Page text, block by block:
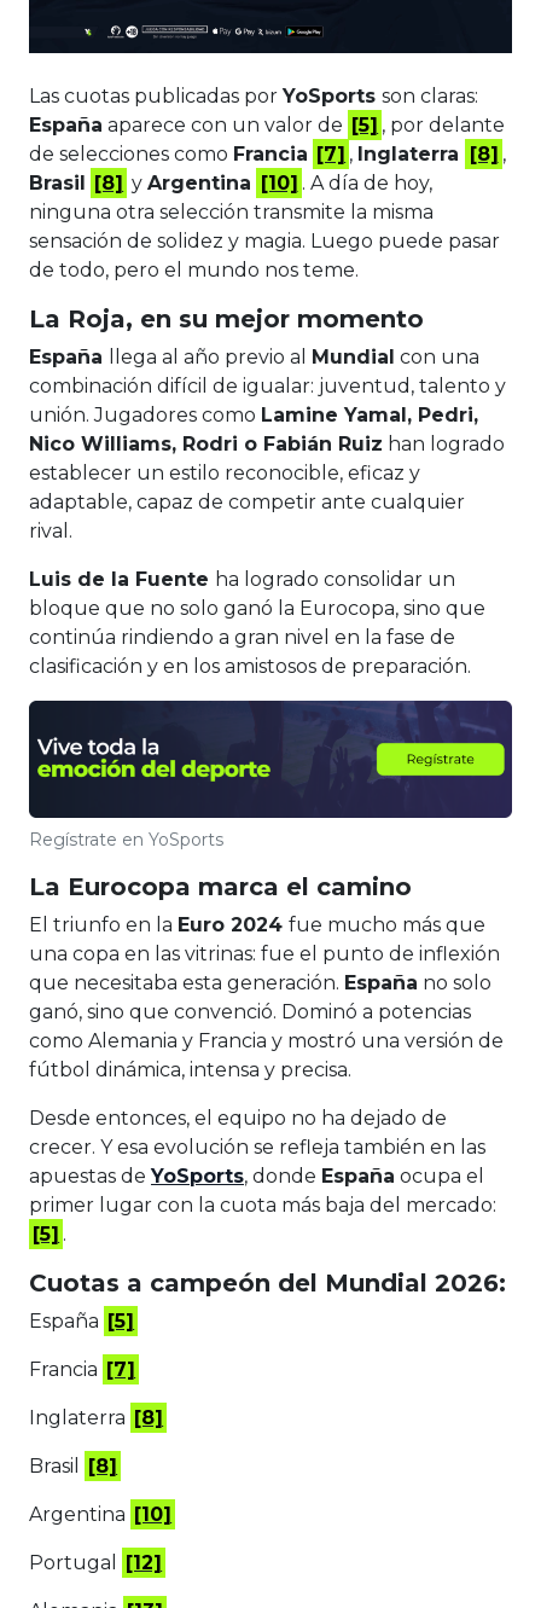
Las cuotas publicadas por YoSports son claras:
España aparece con un valor de [5] , por delante
de selecciones como Francia [7] , Inglaterra [8] ,
Brasil
[8] yArgentina [10] . A día de hoy,
ninguna otra selección transmite la misma
sensación de solidez y magia. Luego puede pasar
de todo, pero el mundo nos teme.
La Roja, en su mejor momento
España llega al año previo al Mundial con una
combinación difícil de igualar: juventud, talento y
unión. Jugadores como Lamine Yamal, Pedri,
Nico Williams, Rodri o Fabián Ruiz han logrado
establecer un estilo reconocible, eficaz y
adaptable, capaz de competir ante cualquier
rival.
Luis de la Fuente ha logrado consolidar un
bloque que no solo ganó la Eurocopa, sino que
continúa rindiendo a gran nivel en la fase de
clasificación y en los amistosos de preparación.
Regístrate en YoSports
La Eurocopa marca el camino
El triunfo en la Euro 2024 fue mucho más que
una copa en las vitrinas: fue el punto de inflexión
que necesitaba esta generación. España no solo
ganó, sino que convenció. Dominó a potencias
como Alemania y Francia y mostró una versión de
fútbol dinámica, intensa y precisa.
Desde entonces, el equipo no ha dejado de
crecer. Y esa evolución se refleja también en las
apuestas deYoSports, donde España ocupa el
primer lugar con la cuota más baja del mercado:
[5] .
Cuotas a campeón del Mundial 2026:
España [5]
Francia [7]
Inglaterra [8]
Brasil [8]
Argentina [10]
Portugal [12]